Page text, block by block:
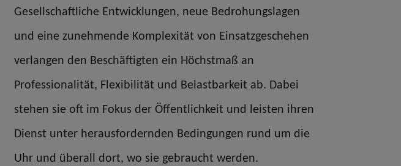
Gesellschaftliche Entwicklungen, neue Bedrohungslagen
und eine zunehmende Komplexität von Einsatzgeschehen
verlangen den Beschäftigten ein Höchstmaß an
Professionalität, Flexibilität und Belastbarkeit ab. Dabei
stehen sie oft im Fokus der Öffentlichkeit und leisten ihren
Dienst unter herausfordernden Bedingungen rund um die
Uhr und überall dort, wo sie gebraucht werden.